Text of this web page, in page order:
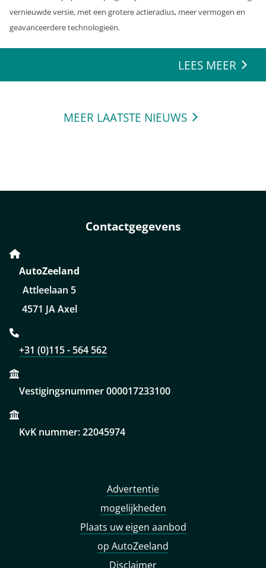
vernieuwde versie, met een grotere actieradius, meer vermogen en
geavanceerdere technologieën.
LEES MEER
MEER LAATSTE NIEUWS
Contactgegevens
AutoZeeland
Attleelaan 5
4571 JA Axel
+31 (0)115 - 564 562
Vestigingsnummer 000017233100
KvK nummer: 22045974
Advertentie
mogelijkheden
Plaats uw eigen aanbod
op AutoZeeland
Disclaimer